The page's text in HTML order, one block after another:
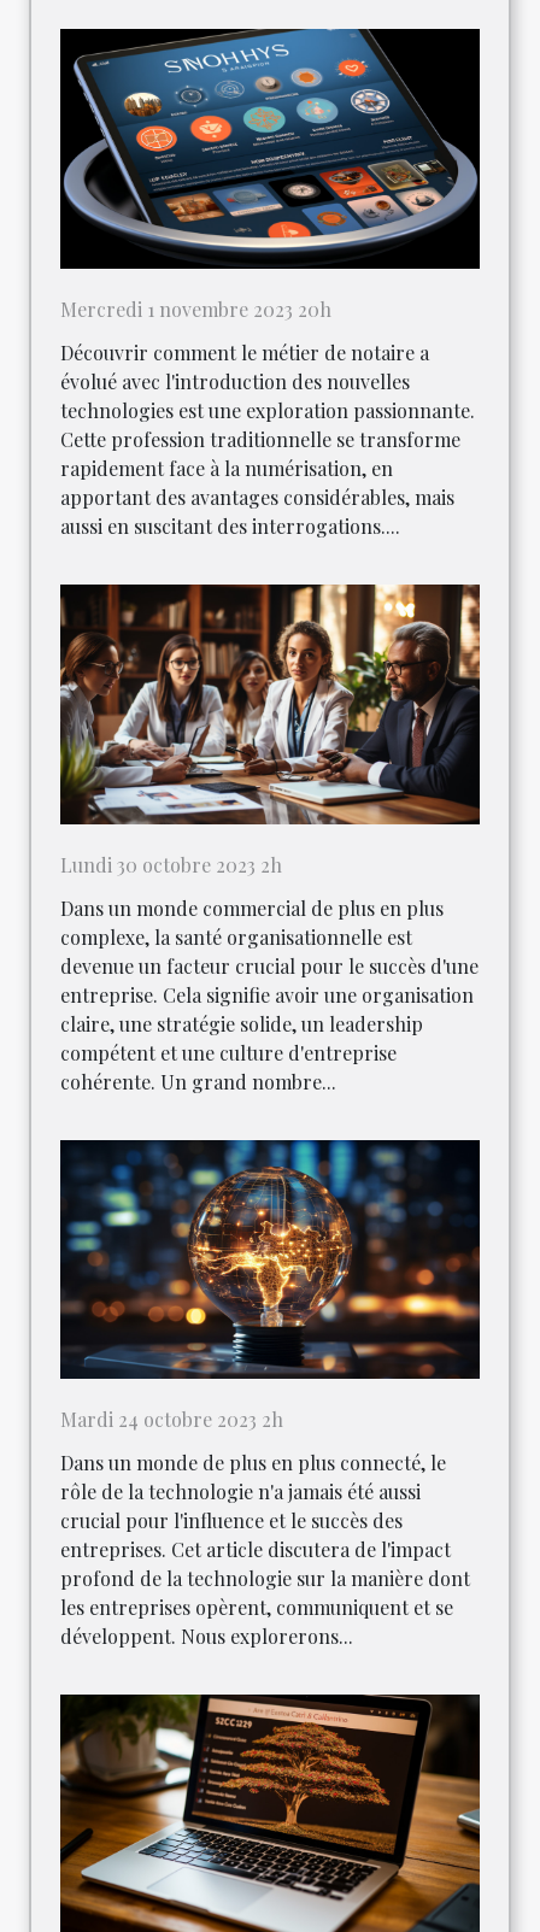
Mercredi 1 novembre 2023 20h
Découvrir comment le métier de notaire a
évolué avec l'introduction des nouvelles
technologies est une exploration passionnante.
Cette profession traditionnelle se transforme
rapidement face à la numérisation, en
apportant des avantages considérables, mais
aussi en suscitant des interrogations....
Lundi 30 octobre 2023 2h
Dans un monde commercial de plus en plus
complexe, la santé organisationnelle est
devenue un facteur crucial pour le succès d'une
entreprise. Cela signifie avoir une organisation
claire, une stratégie solide, un leadership
compétent et une culture d'entreprise
cohérente. Un grand nombre...
Mardi 24 octobre 2023 2h
Dans un monde de plus en plus connecté, le
rôle de la technologie n'a jamais été aussi
crucial pour l'influence et le succès des
entreprises. Cet article discutera de l'impact
profond de la technologie sur la manière dont
les entreprises opèrent, communiquent et se
développent. Nous explorerons...